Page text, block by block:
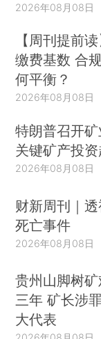
2026年08月08日
【周刊提前
缴费基数 合
何平衡？
2026年08月08日
特朗普召开
关键矿产投
2026年08月08日
财新周刊｜
死亡事件
2026年08月08日
贵州山脚树
三年 矿长涉
大代表